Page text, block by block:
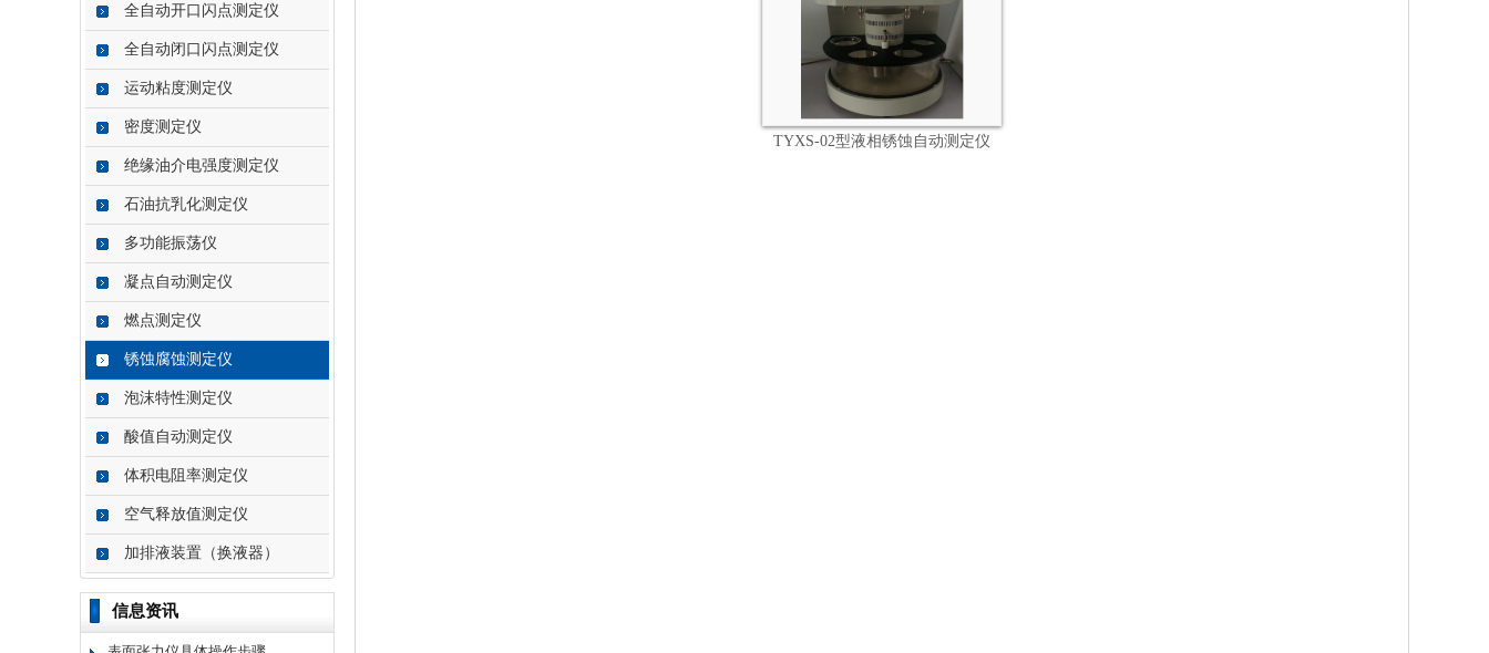
全自动开口闪点测定仪
全自动闭口闪点测定仪
运动粘度测定仪
密度测定仪
绝缘油介电强度测定仪
石油抗乳化测定仪
多功能振荡仪
凝点自动测定仪
燃点测定仪
锈蚀腐蚀测定仪
泡沫特性测定仪
酸值自动测定仪
体积电阻率测定仪
空气释放值测定仪
加排液装置（换液器）
信息资讯
TYXS-02型液相锈蚀自动测定仪